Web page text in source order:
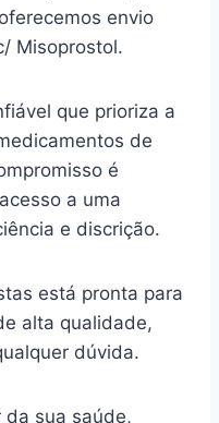
envio
Misoprostol.
que prioriza a
de
é
a uma
e discrição.
está pronta para
alta qualidade,
dúvida.
da sua saúde,